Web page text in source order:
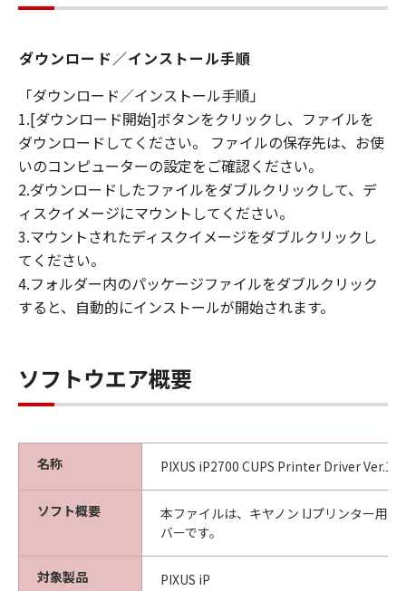
ダウンロード／インストール手順
「ダウンロード／インストール手順」
1.[ダウンロード開始]ボタンをクリックし、ファイルを
ダウンロードしてください。 ファイルの保存先は、お使
いのコンピューターの設定をご確認ください。
2.ダウンロードしたファイルをダブルクリックして、デ
ィスクイメージにマウントしてください。
3.マウントされたディスクイメージをダブルクリックし
てください。
4.フォルダー内のパッケージファイルをダブルクリック
すると、自動的にインストールが開始されます。
ソフトウエア概要
名称 PIXUS iP2700 CUPS Printer Driver
ソフト概要
本ファイルは、キヤノン IJプリンター用
バーです。
対象製品 PIXUS iP